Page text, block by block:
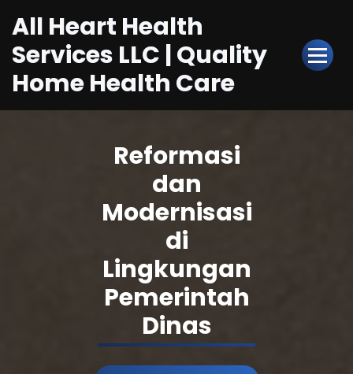
Content
All Heart Health
Services LLC | Quality
Home Health Care
Reformasi
dan
Modernisasi
di
Lingkungan
Pemerintah
Dinas